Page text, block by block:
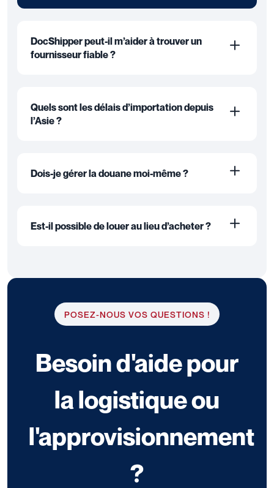
DocShipper peut-il m’aider à trouver un
fournisseur fiable ?
Quels sont les délais d’importation depuis
l’Asie ?
Dois-je gérer la douane moi-même ?
Est-il possible de louer au lieu d’acheter ?
POSEZ-NOUS VOS QUESTIONS !
Besoin d'aide pour
la logistique ou
l'approvisionnement
?